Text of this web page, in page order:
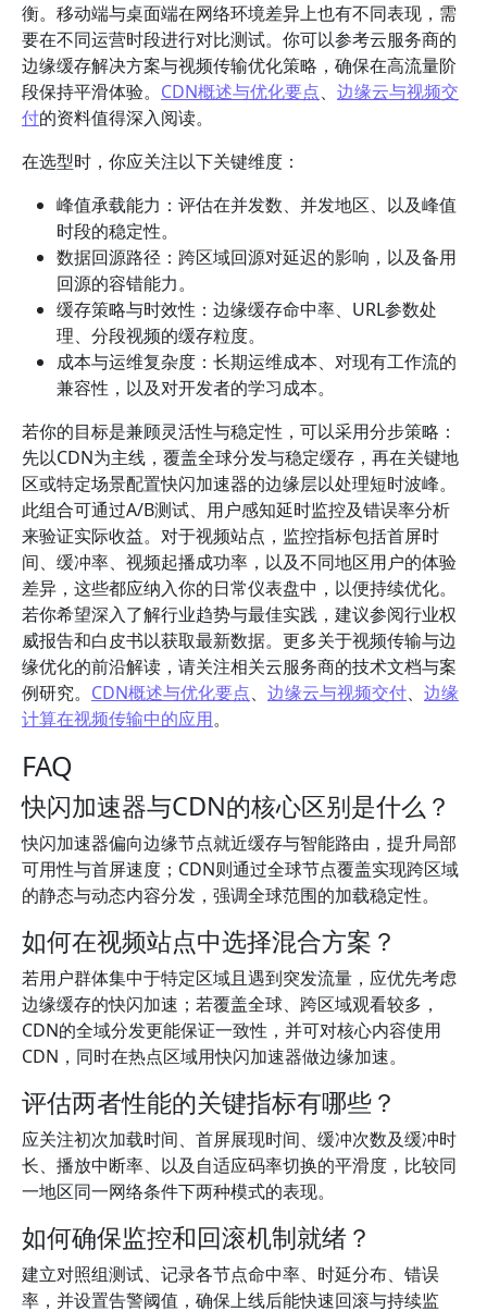
衡。移动端与桌面端在网络环境差异上也有不同表现，需
要在不同运营时段进行对比测试。你可以参考云服务商的
边缘缓存解决方案与视频传输优化策略，确保在高流量阶
段保持平滑体验。 CDN概述与优化要点、 边缘云与视频交
付的资料值得深入阅读。
在选型时，你应关注以下关键维度：
峰值承载能力：评估在并发数、并发地区、以及峰值
时段的稳定性。
数据回源路径：跨区域回源对延迟的影响，以及备用
回源的容错能力。
缓存策略与时效性：边缘缓存命中率、URL参数处
理、分段视频的缓存粒度。
成本与运维复杂度：长期运维成本、对现有工作流的
兼容性，以及对开发者的学习成本。
若你的目标是兼顾灵活性与稳定性，可以采用分步策略：
先以CDN为主线，覆盖全球分发与稳定缓存，再在关键地
区或特定场景配置快闪加速器的边缘层以处理短时波峰。
此组合可通过A/B测试、用户感知延时监控及错误率分析
来验证实际收益。对于视频站点，监控指标包括首屏时
间、缓冲率、视频起播成功率，以及不同地区用户的体验
差异，这些都应纳入你的日常仪表盘中，以便持续优化。
若你希望深入了解行业趋势与最佳实践，建议参阅行业权
威报告和白皮书以获取最新数据。更多关于视频传输与边
缘优化的前沿解读，请关注相关云服务商的技术文档与案
例研究。 CDN概述与优化要点、 边缘云与视频交付、 边缘
计算在视频传输中的应用。
FAQ
快闪加速器与CDN的核心区别是什么？
快闪加速器偏向边缘节点就近缓存与智能路由，提升局部
可用性与首屏速度；CDN则通过全球节点覆盖实现跨区域
的静态与动态内容分发，强调全球范围的加载稳定性。
如何在视频站点中选择混合方案？
若用户群体集中于特定区域且遇到突发流量，应优先考虑
边缘缓存的快闪加速；若覆盖全球、跨区域观看较多，
CDN的全域分发更能保证一致性，并可对核心内容使用
CDN，同时在热点区域用快闪加速器做边缘加速。
评估两者性能的关键指标有哪些？
应关注初次加载时间、首屏展现时间、缓冲次数及缓冲时
长、播放中断率、以及自适应码率切换的平滑度，比较同
一地区同一网络条件下两种模式的表现。
如何确保监控和回滚机制就绪？
建立对照组测试、记录各节点命中率、时延分布、错误
率，并设置告警阈值，确保上线后能快速回滚与持续监